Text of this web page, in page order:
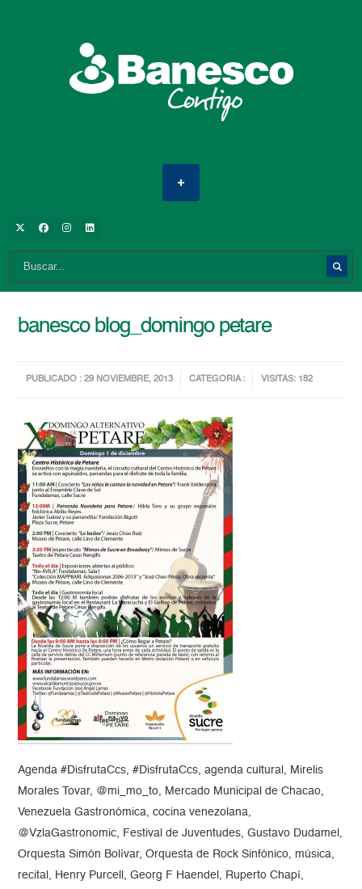
banesco blog_domingo petare
PUBLICADO : 29 NOVIEMBRE, 2013 CATEGORIA : VISITAS: 182
Agenda #DisfrutaCcs, #DisfrutaCcs, agenda cultural, Mirelis
Morales Tovar, @mi_mo_to, Mercado Municipal de Chacao,
Venezuela Gastronómica, cocina venezolana,
@VzlaGastronomic, Festival de Juventudes, Gustavo Dudamel,
Orquesta Simón Bolívar, Orquesta de Rock Sinfónico, música,
recital, Henry Purcell, Georg F Haendel, Ruperto Chapí,